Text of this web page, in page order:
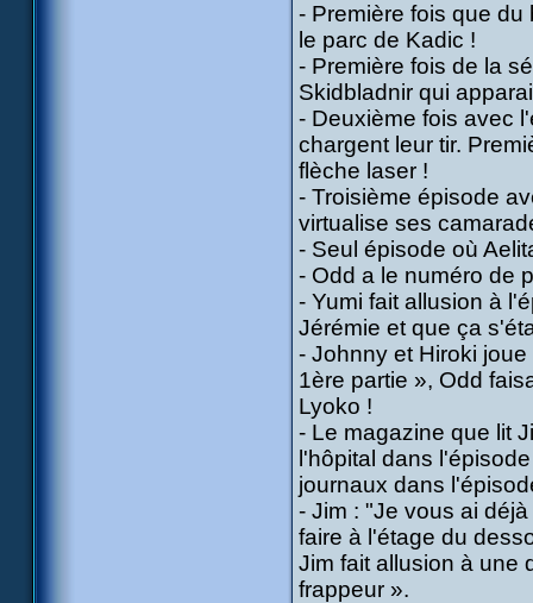
- Première fois que du
le parc de Kadic !
- Première fois de la
Skidbladnir qui
- Deuxième fois avec
chargent leur tir.
flèche laser !
- Troisième épisode
virtualise ses
- Seul épisode où
- Odd a le numéro de
- Yumi fait allusion à
Jérémie et que ça
- Johnny et Hiroki
1ère partie », Odd
Lyoko !
- Le magazine que lit
l'hôpital dans
journaux dans
- Jim : "Je vous ai
faire à l'étage du
Jim fait allusion à une
frappeur ».